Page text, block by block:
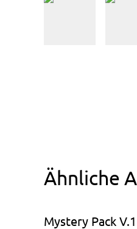
Ähnliche
Mystery Pack